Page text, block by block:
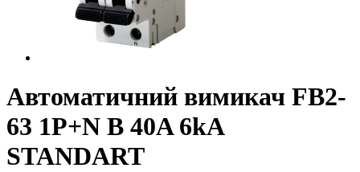
Автоматичний вимикач FB2-
63 1P+N B 40A 6kA
STANDART